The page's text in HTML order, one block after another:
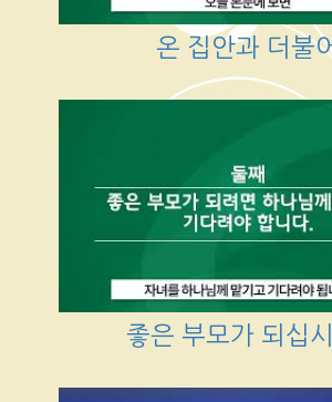
온 집안과 더불
좋은 부모가 되십